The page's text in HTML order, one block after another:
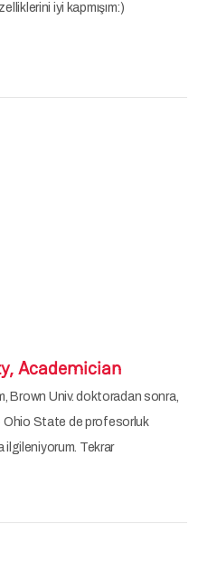
iyi kapmışım:)
Academician
Brown Univ. doktoradan sonra,
State de profesorluk
ilgileniyorum. Tekrar